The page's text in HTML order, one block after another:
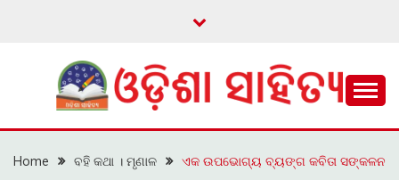
ଓଡ଼ିଶା ସାହିତ୍ୟ
Home ବହି କଥା । ମୃଣାଳ ଏକ ଉପଭୋଗ୍ୟ ବ୍ୟଙ୍ଗ କବିତା ସଙ୍କଳନ